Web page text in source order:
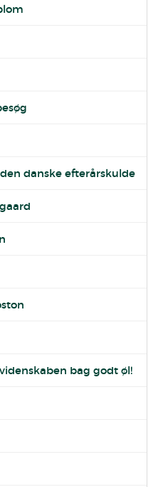
danske efterårskulde
bag godt øl!